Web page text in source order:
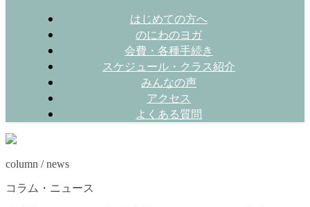
はじめての方へ
のにわのヨガ
会費・各種手続き
スケジュール・クラス紹介
みんなの声
アクセス
よくある質問
column / news
コラム・ニュース